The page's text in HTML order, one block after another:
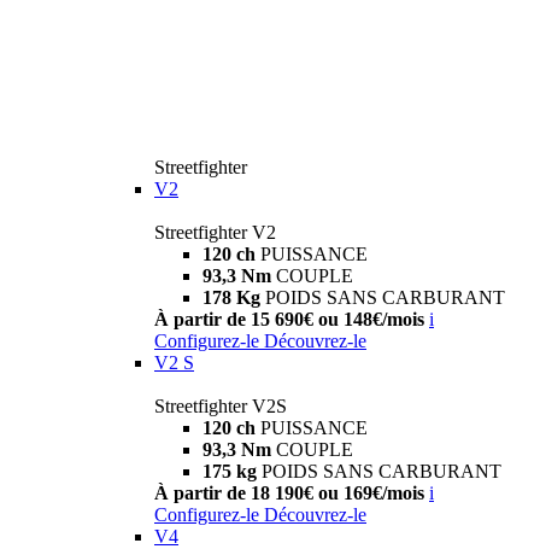
Streetfighter
V2
Streetfighter V2
120 ch PUISSANCE
93,3 Nm COUPLE
178 Kg POIDS SANS CARBURANT
À partir de 15 690€ ou 148€/mois i
Configurez-le Découvrez-le
V2 S
Streetfighter V2S
120 ch PUISSANCE
93,3 Nm COUPLE
175 kg POIDS SANS CARBURANT
À partir de 18 190€ ou 169€/mois i
Configurez-le Découvrez-le
V4